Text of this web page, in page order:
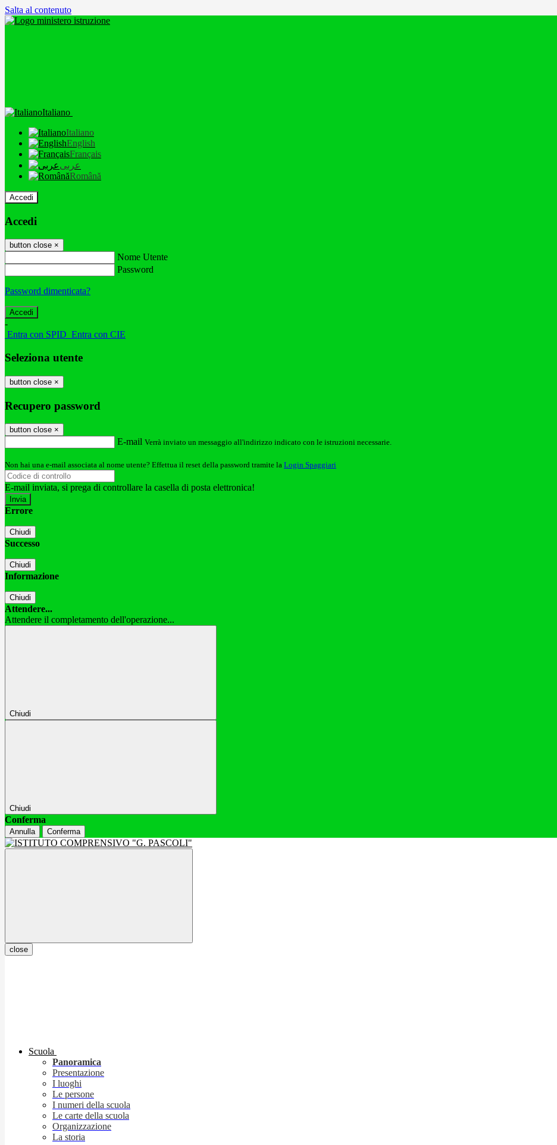
Salta al contenuto
Italiano
Italiano
English
Français
عربى
Română
Accedi
Accedi
button close ×
Nome Utente
Password
Password dimenticata?
-
Entra con SPID Entra con CIE
Seleziona utente
button close ×
Recupero password
button close ×
E-mail Verrà inviato un messaggio all'indirizzo indicato con le istruzioni necessarie.
Non hai una e-mail associata al nome utente? Effettua il reset della password tramite la Login Spaggiari
E-mail inviata, si prega di controllare la casella di posta elettronica!
Errore
Chiudi
Successo
Chiudi
Informazione
Chiudi
Attendere...
Attendere il completamento dell'operazione...
Chiudi
Chiudi
Conferma
Annulla Conferma
close
Scuola
Panoramica
Presentazione
I luoghi
Le persone
I numeri della scuola
Le carte della scuola
Organizzazione
La storia